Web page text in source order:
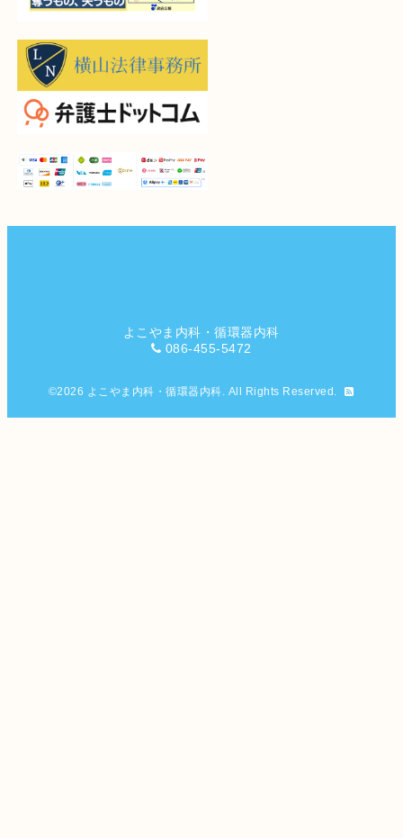
よこやま内科・循環器内科
086-455-5472
©2026 よこやま内科・循環器内科 . All Rights Reserved.